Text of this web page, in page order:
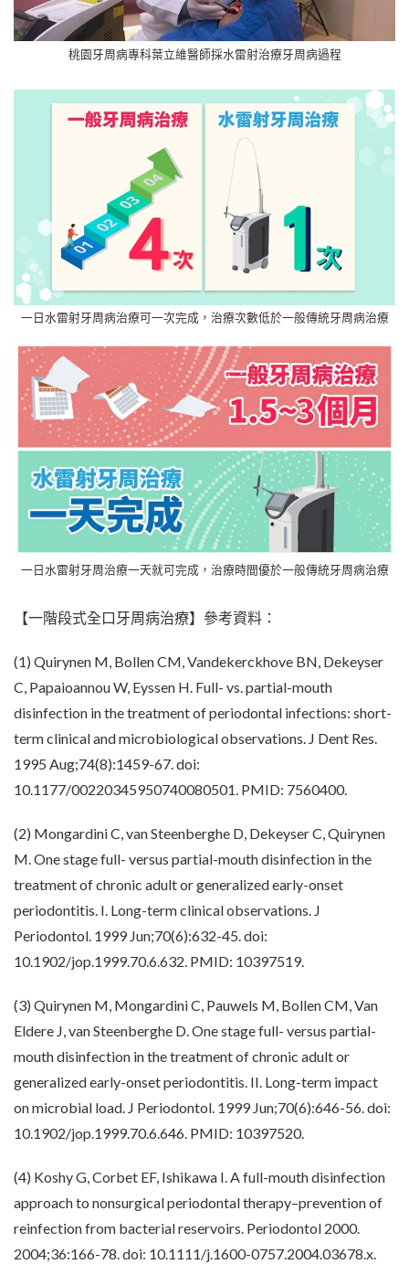
桃園牙周病專科葉立維醫師採水雷射治療牙周病過程
一日水雷射牙周病治療可一次完成，治療次數低於一般傳統牙周病治療
一日水雷射牙周治療一天就可完成，治療時間優於一般傳統牙周病治療
【一階段式全口牙周病治療】參考資料：
(1) Quirynen M, Bollen CM, Vandekerckhove BN, Dekeyser
C, Papaioannou W, Eyssen H. Full- vs. partial-mouth
disinfection in the treatment of periodontal infections: short-
term clinical and microbiological observations. J Dent Res.
1995 Aug;74(8):1459-67. doi:
10.1177/00220345950740080501. PMID: 7560400.
(2) Mongardini C, van Steenberghe D, Dekeyser C, Quirynen
M. One stage full- versus partial-mouth disinfection in the
treatment of chronic adult or generalized early-onset
periodontitis. I. Long-term clinical observations. J
Periodontol. 1999 Jun;70(6):632-45. doi:
10.1902/jop.1999.70.6.632. PMID: 10397519.
(3) Quirynen M, Mongardini C, Pauwels M, Bollen CM, Van
Eldere J, van Steenberghe D. One stage full- versus partial-
mouth disinfection in the treatment of chronic adult or
generalized early-onset periodontitis. II. Long-term impact
on microbial load. J Periodontol. 1999 Jun;70(6):646-56. doi:
10.1902/jop.1999.70.6.646. PMID: 10397520.
(4) Koshy G, Corbet EF, Ishikawa I. A full-mouth disinfection
approach to nonsurgical periodontal therapy–prevention of
reinfection from bacterial reservoirs. Periodontol 2000.
2004;36:166-78. doi: 10.1111/j.1600-0757.2004.03678.x.